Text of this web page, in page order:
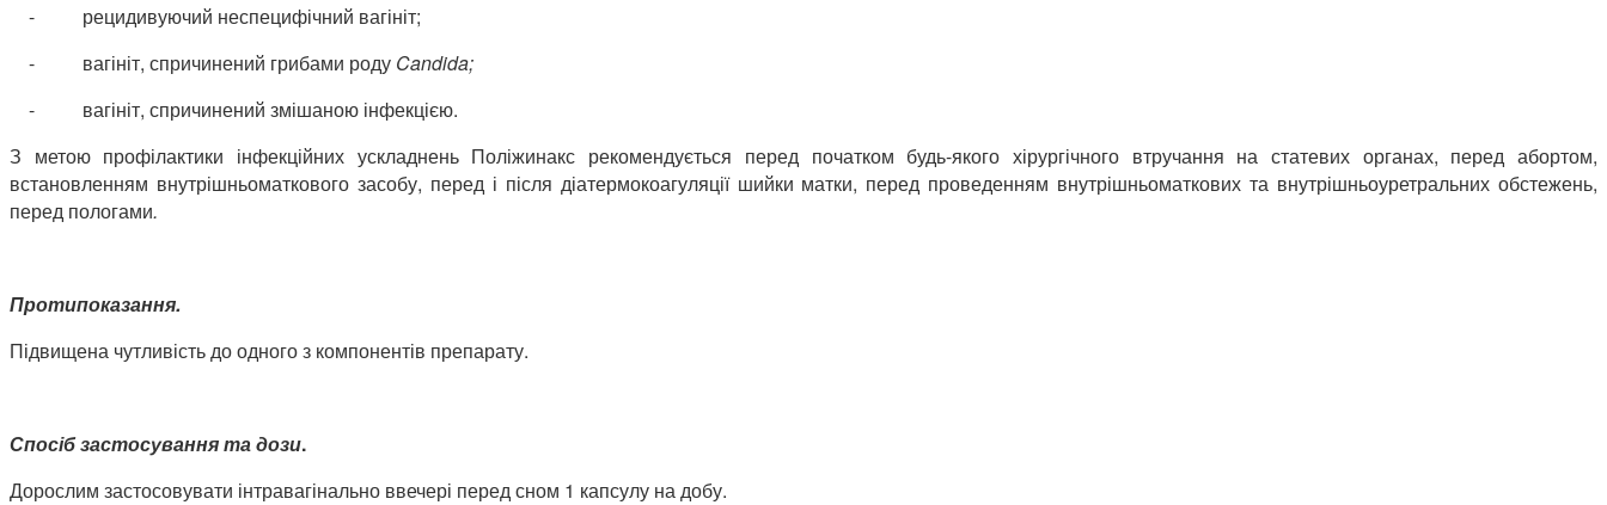
- рецидивуючий неспецифічний вагініт;
- вагініт, спричинений грибами роду Candida;
- вагініт, спричинений змішаною інфекцією.
З метою профілактики інфекційних ускладнень Поліжинакс рекомендується перед початком будь-якого хірургічного втручання на статевих органах, перед абортом,
встановленням внутрішньоматкового засобу, перед і після діатермокоагуляції шийки матки, перед проведенням внутрішньоматкових та внутрішньоуретральних обстежень,
перед пологами.
Протипоказання.
Підвищена чутливість до одного з компонентів препарату.
Спосіб застосування та дози.
Дорослим застосовувати інтравагінально ввечері перед сном 1 капсулу на добу.